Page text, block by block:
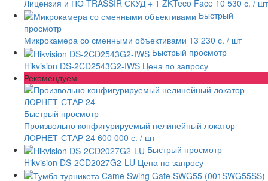
Лицензия и ПО TRASSIR СКУД + 1 ZKTeco Face 10 530 с. / шт
Быстрый
просмотр
Микрокамера со сменными объективами 13 230 с. / шт
Быстрый просмотр
Hikvision DS-2CD2543G2-IWS Цена по запросу
Рекомендуем
Быстрый просмотр
Произвольно конфигурируемый нелинейный локатор
ЛОРНЕТ-СТАР 24 600 000 с. / шт
Быстрый просмотр
Hikvision DS-2CD2027G2-LU Цена по запросу